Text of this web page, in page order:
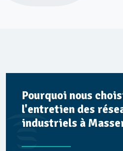
Pourquoi nous
l'entretien des
industriels à